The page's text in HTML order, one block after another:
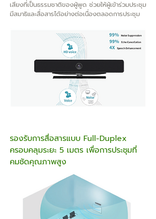
เสียงที่เป็นธรรมชาติของผู้พูด ช่วยให้ผู้เข้าร่วมประชุม
มีสมาธิและสื่อสารได้อย่างต่อเนื่องตลอดการประชุม
รองรับการสื่อสารแบบ Full-Duplex
ครอบคลุมระยะ 5 เมตร เพื่อการประชุมที่
คมชัดคุณภาพสูง